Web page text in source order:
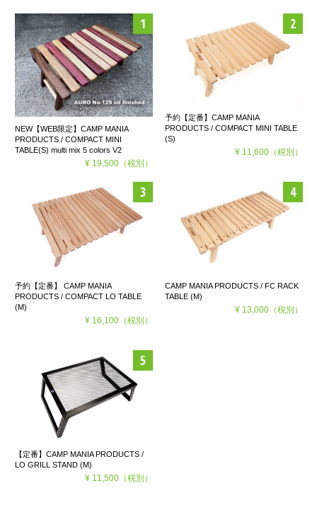
NEW【WEB限定】CAMP MANIA
PRODUCTS / COMPACT MINI
TABLE(S) multi mix 5 colors V2
¥ 19,500（税別）
予約【定番】CAMP MANIA
PRODUCTS / COMPACT MINI TABLE
(S)
¥ 11,600（税別）
予約【定番】 CAMP MANIA
PRODUCTS / COMPACT LO TABLE
(M)
¥ 16,100（税別）
CAMP MANIA PRODUCTS / FC RACK
TABLE (M)
¥ 13,000（税別）
【定番】CAMP MANIA PRODUCTS /
LO GRILL STAND (M)
¥ 11,500（税別）